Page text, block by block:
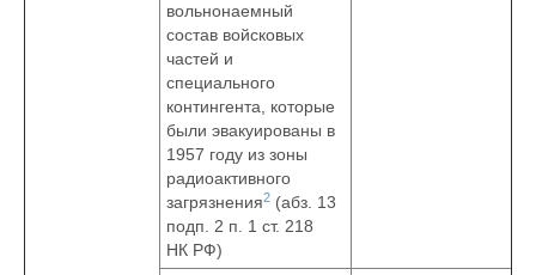
вольнонаемный
состав войсковых
частей и
специального
контингента, которые
были эвакуированы в
1957 году из зоны
радиоактивного
загрязнения2 (абз. 13
подп. 2 п. 1 ст. 218
НК РФ)